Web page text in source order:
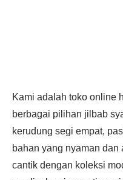
Kami adalah toko online
berbagai pilihan jilbab
kerudung segi empat,
bahan yang nyaman dan
cantik dengan koleksi